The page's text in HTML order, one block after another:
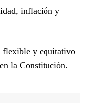
inflación y
flexible y equitativo
la Constitución.